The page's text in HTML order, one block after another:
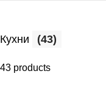
Кухни (43)
43 products